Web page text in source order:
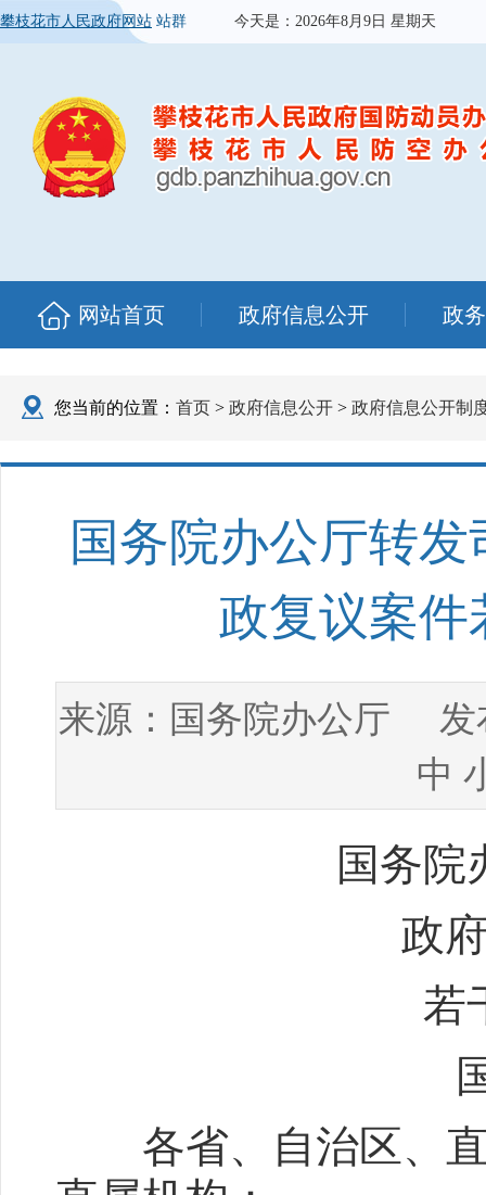
攀枝花市人民政府网站 站群 今天是： 2026年8月9日 星期天
网站首页 政府信息公开 政
您当前的位置： 首页 > 政府信息公开 > 政府信息公开制
国务院办公厅转
政复议案件
来源： 国务院办公厅 发
中
国务院办
政府
若干
国
各省、自治区、直